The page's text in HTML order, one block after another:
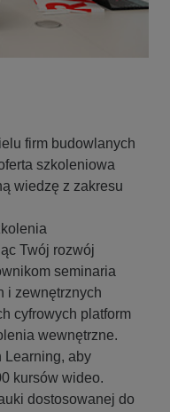
firm budowlanych
szkoleniowa
wiedzę z zakresu
Twój rozwój
seminaria
i zewnętrznych
cyfrowych platform
wewnętrzne.
Learning, aby
kursów wideo.
dostosowanej do